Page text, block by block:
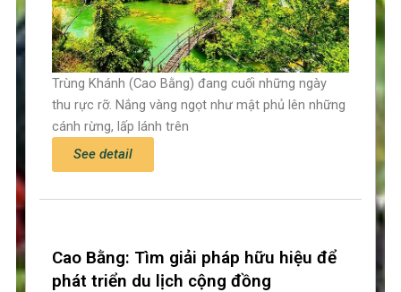
Trùng Khánh (Cao Bằng) đang cuối những ngày
thu rực rỡ. Nắng vàng ngọt như mật phủ lên những
cánh rừng, lấp lánh trên
See detail
Cao Bằng: Tìm giải pháp hữu hiệu để
phát triển du lịch cộng đồng